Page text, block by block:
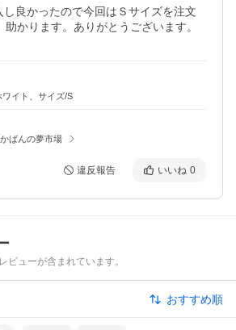
し良かったので今回はＳサイズを注文
助かります。ありがとうございます。
イト、サイズ/S
ばんの夢市場
違反報告 いいね 0
ューが含まれています。
おすすめ順